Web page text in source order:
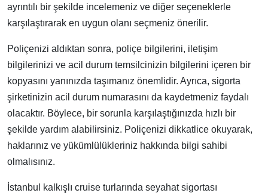
ayrıntılı bir şekilde incelemeniz ve diğer seçeneklerle
karşılaştırarak en uygun olanı seçmeniz önerilir.
Poliçenizi aldıktan sonra, poliçe bilgilerini, iletişim
bilgilerinizi ve acil durum temsilcinizin bilgilerini içeren bir
kopyasını yanınızda taşımanız önemlidir. Ayrıca, sigorta
şirketinizin acil durum numarasını da kaydetmeniz faydalı
olacaktır. Böylece, bir sorunla karşılaştığınızda hızlı bir
şekilde yardım alabilirsiniz. Poliçenizi dikkatlice okuyarak,
haklarınız ve yükümlülükleriniz hakkında bilgi sahibi
olmalısınız.
İstanbul kalkışlı cruise turlarında seyahat sigortası